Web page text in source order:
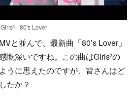
Girls² - 80's Lover
と並んで、最新曲「80’s Lover」
慨深いですね。この曲はGirls²の
うに思えたのですが、皆さんはど
たか？